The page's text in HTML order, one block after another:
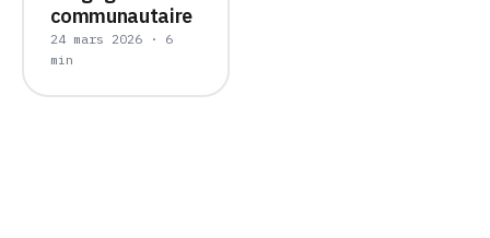
communautaire
24 mars 2026 · 6
min